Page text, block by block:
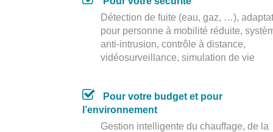
Détection de fuite (eau, gaz, …),
pour personne à mobilité réduite,
anti-intrusion, contrôle à distance,
vidéosurveillance, simulation de vie
Pour votre budget et pour
l’environnement
Gestion intelligente du chauffage, de la